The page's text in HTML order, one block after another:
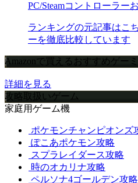
PC/Steamコントローラー
ランキングの元記事はこ
ーを徹底比較しています
Amazonで買えるおすすめゲー
詳細を見る
攻略取扱いゲーム
家庭用ゲーム機
ポケモンチャンピオンズ
ぽこあポケモン攻略
スプラレイダース攻略
時のオカリナ攻略
ペルソナ4ゴールデン攻略